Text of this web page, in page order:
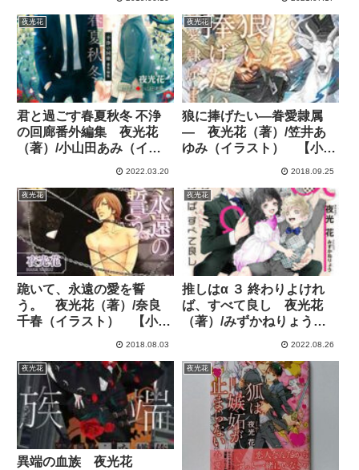
夜光花
君と過ごす春夏秋冬 不浄
の回廊番外編集 夜光花
（著）/小山田あみ（イラ
2022.03.20
夜光花
狼に捧げたい―眷愛隷属
― 夜光花（著）/笠井あ
ゆみ（イラスト） 【小説
2018.09.25
夜光花
跪いて、永遠の愛を誓
う。 夜光花（著）/奈良
千春（イラスト） 【小説
2018.08.03
夜光花
推しはα ３ 終わりよけれ
ば、すべて良し 夜光花
（著）/みずかねりょう
2022.08.26
夜光花
異端の血族 夜光花
夜光花